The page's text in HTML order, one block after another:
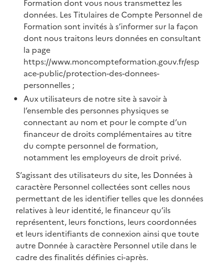
Formation dont vous nous transmettez les
données. Les Titulaires de Compte Personnel de
Formation sont invités à s’informer sur la façon
dont nous traitons leurs données en consultant
la page
https://www.moncompteformation.gouv.fr/esp
ace-public/protection-des-donnees-
personnelles ;
Aux utilisateurs de notre site à savoir à
l’ensemble des personnes physiques se
connectant au nom et pour le compte d’un
financeur de droits complémentaires au titre
du compte personnel de formation,
notamment les employeurs de droit privé.
S’agissant des utilisateurs du site, les Données à
caractère Personnel collectées sont celles nous
permettant de les identifier telles que les données
relatives à leur identité, le financeur qu’ils
représentent, leurs fonctions, leurs coordonnées
et leurs identifiants de connexion ainsi que toute
autre Donnée à caractère Personnel utile dans le
cadre des finalités définies ci-après.